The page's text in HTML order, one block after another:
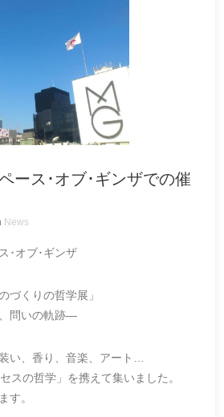
ース･オブ･ギンザでの催
News
･オブ･ギンザ
づくりの哲学展」
問いの軌跡―
い、香り、音楽、アート…
スの哲学」を携えて集いました。
す。